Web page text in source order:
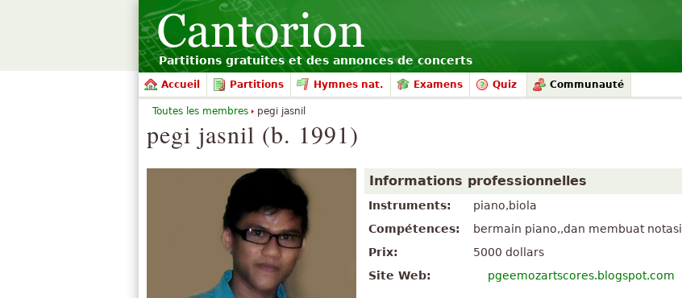
Partitions gratuites et des annonces de concerts
Accueil Partitions Hymnes nat. Examens Quiz Communauté
pegi jasnil (b. 1991)
Informations professionnelles
Instruments:
piano,biola
Compétences:
bermain piano,,dan membuat notasi
Prix:
5000 dollars
Site Web:
pgeemozartscores.blogspot.com
Toutes les membres pegi jasnil